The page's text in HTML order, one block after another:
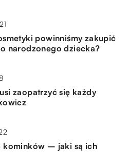
powinniśmy zakupić
narodzonego dziecka?
zaopatrzyć się każdy
kominków – jaki są ich